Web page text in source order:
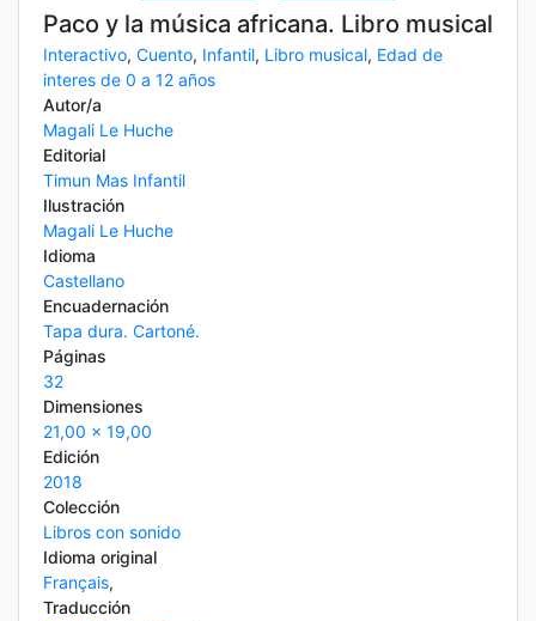
Paco y la música africana. Libro musical
Interactivo, Cuento, Infantil, Libro musical, Edad de
interes de 0 a 12 años
Autor/a
Magali Le Huche
Editorial
Timun Mas Infantil
Ilustración
Magali Le Huche
Idioma
Castellano
Encuadernación
Tapa dura. Cartoné.
Páginas
32
Dimensiones
21,00 x 19,00
Edición
2018
Colección
Libros con sonido
Idioma original
Français,
Traducción